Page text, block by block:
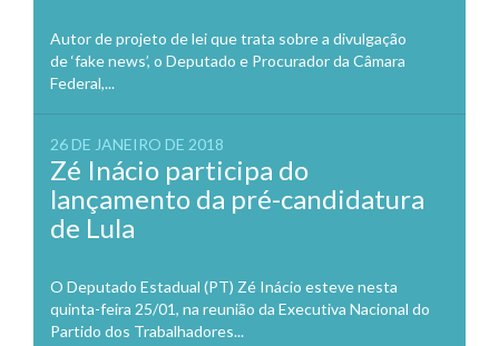
Autor de projeto de lei que trata sobre a divulgação
de ‘fake news’, o Deputado e Procurador da Câmara
Federal,...
26 DE JANEIRO DE 2018
Zé Inácio participa do
lançamento da pré-candidatura
de Lula
O Deputado Estadual (PT) Zé Inácio esteve nesta
quinta-feira 25/01, na reunião da Executiva Nacional do
Partido dos Trabalhadores...